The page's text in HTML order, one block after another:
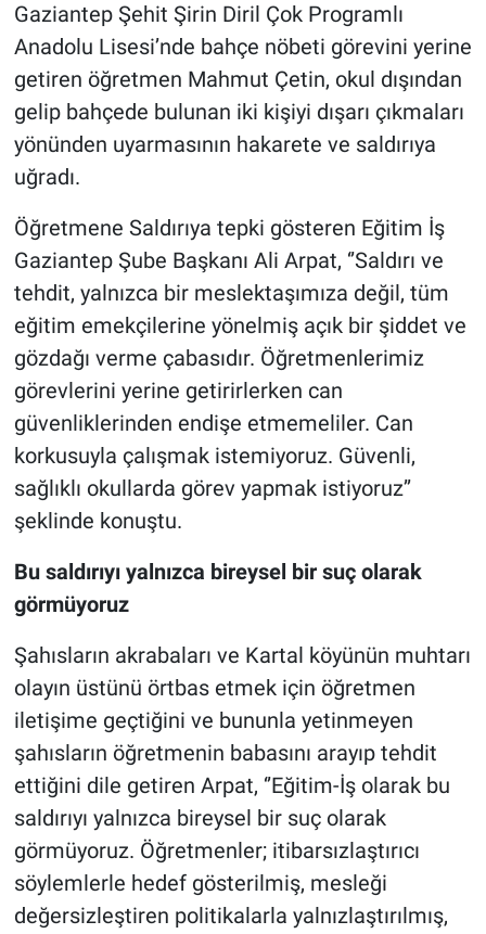
Gaziantep Şehit Şirin Diril Çok Programlı
Anadolu Lisesi’nde bahçe nöbeti görevini yerine
getiren öğretmen Mahmut Çetin, okul dışından
gelip bahçede bulunan iki kişiyi dışarı çıkmaları
yönünden uyarmasının hakarete ve saldırıya
uğradı.
Öğretmene Saldırıya tepki gösteren Eğitim İş
Gaziantep Şube Başkanı Ali Arpat, ‘’Saldırı ve
tehdit, yalnızca bir meslektaşımıza değil, tüm
eğitim emekçilerine yönelmiş açık bir şiddet ve
gözdağı verme çabasıdır. Öğretmenlerimiz
görevlerini yerine getirirlerken can
güvenliklerinden endişe etmemeliler. Can
korkusuyla çalışmak istemiyoruz. Güvenli,
sağlıklı okullarda görev yapmak istiyoruz’’
şeklinde konuştu.
Bu saldırıyı yalnızca bireysel bir suç olarak
görmüyoruz
Şahısların akrabaları ve Kartal köyünün muhtarı
olayın üstünü örtbas etmek için öğretmen
iletişime geçtiğini ve bununla yetinmeyen
şahısların öğretmenin babasını arayıp tehdit
ettiğini dile getiren Arpat, ‘’Eğitim-İş olarak bu
saldırıyı yalnızca bireysel bir suç olarak
görmüyoruz. Öğretmenler; itibarsızlaştırıcı
söylemlerle hedef gösterilmiş, mesleği
değersizleştiren politikalarla yalnızlaştırılmış,